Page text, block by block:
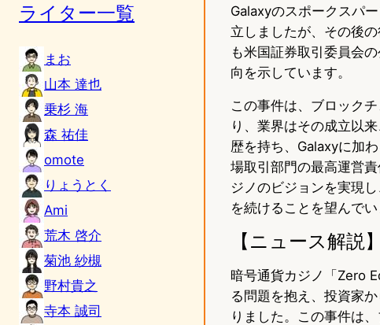
ライター一覧
まお
山本 達也
乗杉 海
森 祐佳
omote
りょうとく
Ami
荒木 啓介
菊池 紗槻
野村貴之
寺本 誠司
Galaxyのスポークスパ
立しましたが、その後
も米国証券取引委員会
向を示しています。
この事件は、ブロック
り、業界はその成立以
歴を持ち、Galaxyに加
場取引部門の最高運営
ジノのビジョンを実現
を続けることを望んでい
【ニュース解説】
暗号通貨カジノ「Zero
る問題を抱え、投資家
りました。この事件は